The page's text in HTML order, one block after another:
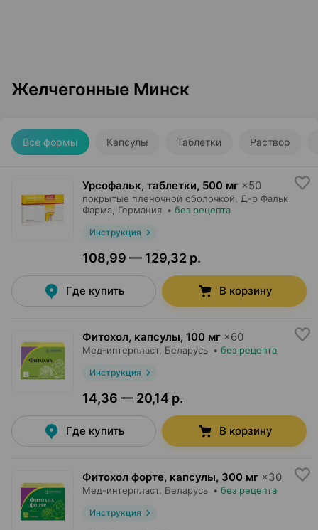
Желчегонные Минск
Все формы Капсулы Таблетки Раствор
Урсофальк, таблетки, 500 мг ×50
покрытые пленочной оболочкой,
Д-р Фальк
Фарма , Германия • без рецепта
Инструкция
108,99 — 129,32 р.
Где купить В корзину
Фитохол, капсулы, 100 мг ×60
Мед-интерпласт, Беларусь • без рецепта
Инструкция
14,36 — 20,14 р.
Где купить В корзину
Фитохол форте, капсулы, 300 мг ×30
Мед-интерпласт, Беларусь • без рецепта
Инструкция